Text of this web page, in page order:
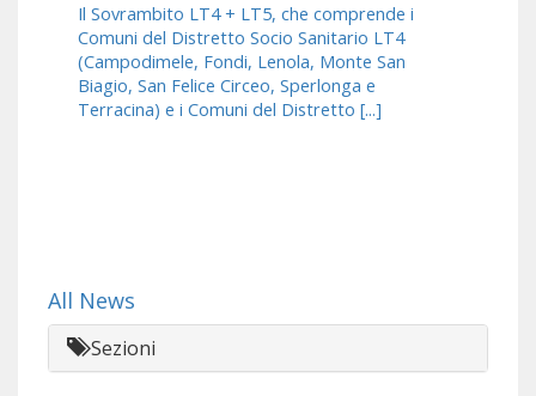
Il Sovrambito LT4 + LT5, che comprende i
Comuni del Distretto Socio Sanitario LT4
(Campodimele, Fondi, Lenola, Monte San
Biagio, San Felice Circeo, Sperlonga e
Terracina) e i Comuni del Distretto [...]
All News
Sezioni